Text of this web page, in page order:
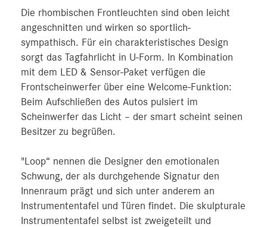
Die rhombischen Frontleuchten sind oben leicht
angeschnitten und wirken so sportlich-
sympathisch. Für ein charakteristisches Design
sorgt das Tagfahrlicht in U-Form. In Kombination
mit dem LED & Sensor-Paket verfügen die
Frontscheinwerfer über eine Welcome-Funktion:
Beim Aufschließen des Autos pulsiert im
Scheinwerfer das Licht – der smart scheint seinen
Besitzer zu begrüßen.
"Loop“ nennen die Designer den emotionalen
Schwung, der als durchgehende Signatur den
Innenraum prägt und sich unter anderem an
Instrumententafel und Türen findet. Die skulpturale
Instrumententafel selbst ist zweigeteilt und